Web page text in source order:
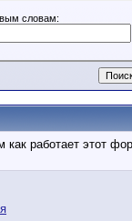
словам:
как работает этот